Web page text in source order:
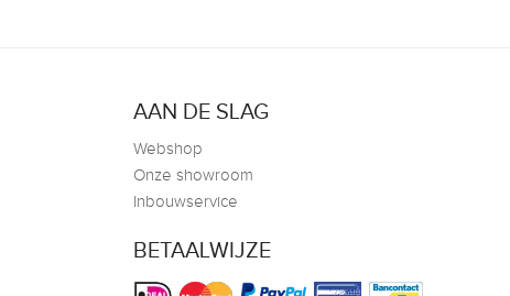
AAN DE SLAG
Webshop
Onze showroom
Inbouwservice
BETAALWIJZE